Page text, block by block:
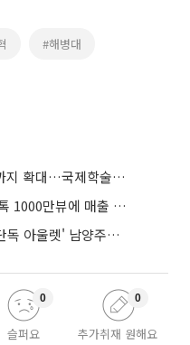
#해병대
hy, ‘HP7’ 연구 범위 위에서 장까지 확대…국제학술지 게재
카디비가 선택한 '미샤 BB'…틱톡 1000만뷰에 매출 329% 뛰었다
아디다스, 국내 첫 '오리지널스 단독 아울렛' 남양주에 열었다
슬퍼요
0
추가취재 원해요
0